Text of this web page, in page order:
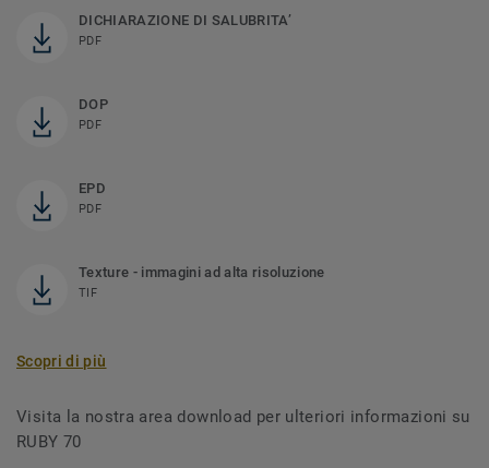
DICHIARAZIONE DI SALUBRITA’
PDF
DOP
PDF
EPD
PDF
Texture - immagini ad alta risoluzione
TIF
Scopri di più
Visita la nostra area download per ulteriori informazioni su
RUBY 70